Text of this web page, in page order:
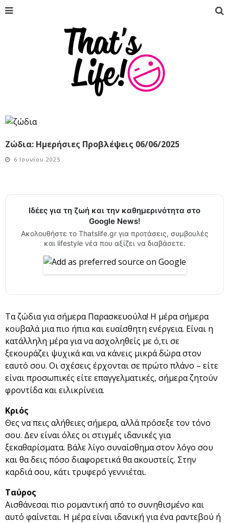
Ζώδια: Ημερήσιες Προβλέψεις 06/06/2025
6 Ιουνίου 2025
Ιδέες για τη ζωή και την καθημερινότητα στο
Google News!
Ακολουθήστε το Thatslife.gr για προτάσεις, συμβουλές
και lifestyle νέα που αξίζει να διαβάσετε.
Τα ζώδια για σήμερα Παρασκευούλα! Η μέρα σήμερα
κουβαλά μια πιο ήπια και ευαίσθητη ενέργεια. Είναι η
κατάλληλη μέρα για να ασχοληθείς με ό,τι σε
ξεκουράζει ψυχικά και να κάνεις μικρά δώρα στον
εαυτό σου. Οι σχέσεις έρχονται σε πρώτο πλάνο – είτε
είναι προσωπικές είτε επαγγελματικές, σήμερα ζητούν
φροντίδα και ειλικρίνεια.
Κριός
Θες να πεις αλήθειες σήμερα, αλλά πρόσεξε τον τόνο
σου. Δεν είναι όλες οι στιγμές ιδανικές για
ξεκαθαρίσματα. Βάλε λίγο συναίσθημα στον λόγο σου
και θα δεις πόσο διαφορετικά θα ακουστείς. Στην
καρδιά σου, κάτι τρυφερό γεννιέται.
Ταύρος
Αισθάνεσαι πιο ρομαντική από το συνηθισμένο και
αυτό φαίνεται. Η μέρα είναι ιδανική για ένα ραντεβού ή